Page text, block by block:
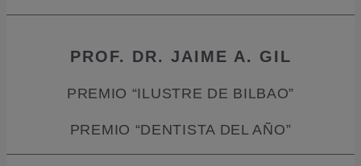
PROF. DR. JAIME A. GIL
PREMIO “ILUSTRE DE BILBAO”
PREMIO “DENTISTA DEL AÑO”